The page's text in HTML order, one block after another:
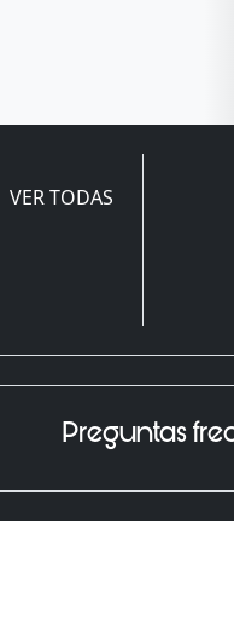
VER TODAS
Preguntas